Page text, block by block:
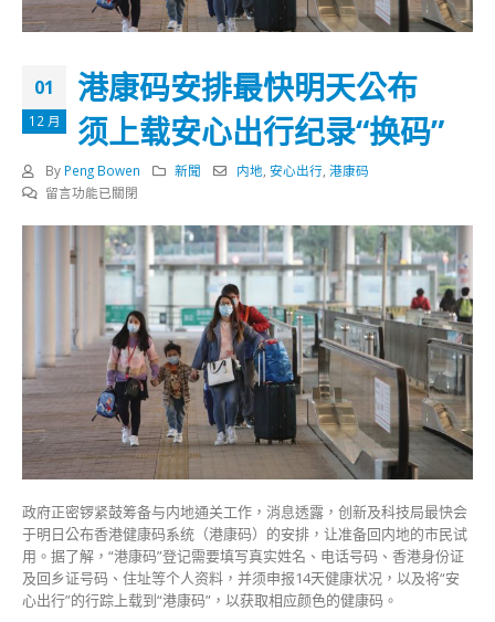
01
12 月
港康码安排最快明天公布
须上载安心出行纪录“换码”
By Peng Bowen 新聞 内地,安心出行,港康码
在
明
天
公
布
须
上
载
安
心
出
行
纪
留言功能已關閉
政府正密锣紧鼓筹备与内地通关工作，消息透露，创新及科技局最快会
于明日公布香港健康码系统（港康码）的安排，让准备回内地的市民试
用。据了解，“港康码”登记需要填写真实姓名、电话号码、香港身份证
及回乡证号码、住址等个人资料，并须申报14天健康状况，以及将“安
心出行”的行踪上载到“港康码”，以获取相应颜色的健康码。